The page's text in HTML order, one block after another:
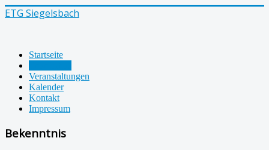
ETG Siegelsbach
Startseite
Veranstaltungen
Kalender
Kontakt
Impressum
Bekenntnis